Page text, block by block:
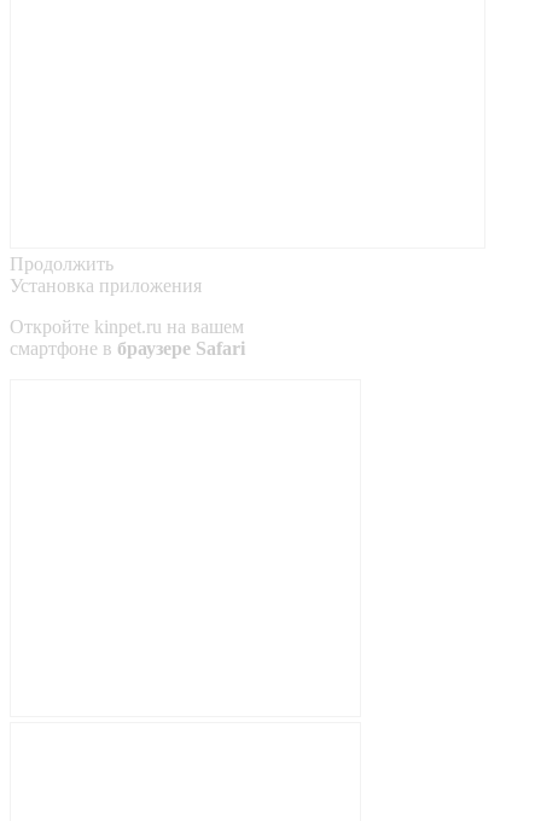
Продолжить
Установка приложения
Откройте kinpet.ru на вашем
смартфоне в браузере Safari